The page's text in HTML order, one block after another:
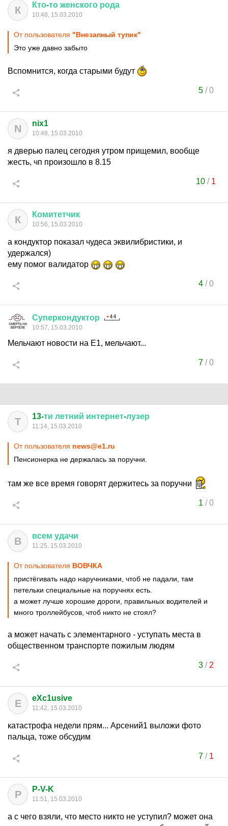
К Кто-то женского рода
10:48, 15.03.2010
От пользователя "Внезапный тупик"
Это уже давно забыто
Вспомнится, когда старыми будут
5/0
N nix1
10:48, 15.03.2010
я дверью палец сегодня утром прищемил, вообще
жесть, чп произошло в 8.15
10 / 1
К Комитетчик
10:56, 15.03.2010
а кондуктор показал чудеса эквилибристики, и
удержался)
ему помог валидатор
4/0
Суперкондуктор
10:57, 15.03.2010
Мельчают новости на Е1, мельчают...
7/0
Т 13-ти летний интернет-лузер
11:14, 15.03.2010
От пользователя news@e1.ru
Пенсионерка не держалась за поручни.
там же все время говорят держитесь за поручни
1 /0
В всем удачи
11:25, 15.03.2010
От пользователя ВОВЧКА
пристёгивать надо наручниками, чтоб не падали, там
петельки специальные на поручнях есть.
а может лучше хорошие дороги, правильных водителей и
много троллейбусов, чтоб никто не стоял?
а может начать с элементарного - уступать места в
общественном транспорте пожилым людям
3/ 2
E eXc1usive
11:42, 15.03.2010
катастрофа недели прям... Арсений1 выложи фото
пальца, тоже обсудим
7/ 1
P P-V-K
11:51, 15.03.2010
а с чего взяли, что место никто не уступил? может она